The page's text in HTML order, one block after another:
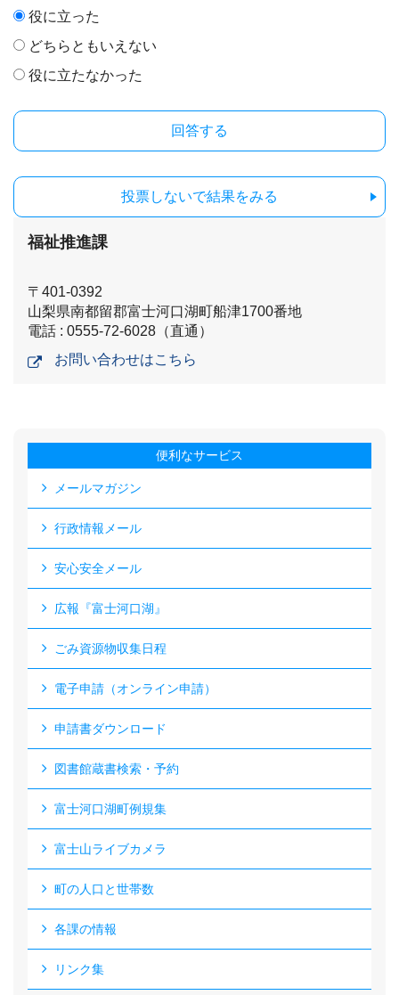
役に立った
どちらともいえない
役に立たなかった
投票しないで結果をみる
福祉推進課
〒401-0392
山梨県南都留郡富士河口湖町船津1700番地
電話 : 0555-72-6028（直通）
お問い合わせはこちら
便利なサービス
メールマガジン
行政情報メール
安心安全メール
広報『富士河口湖』
ごみ資源物収集日程
電子申請（オンライン申請）
申請書ダウンロード
図書館蔵書検索・予約
富士河口湖町例規集
富士山ライブカメラ
町の人口と世帯数
各課の情報
リンク集